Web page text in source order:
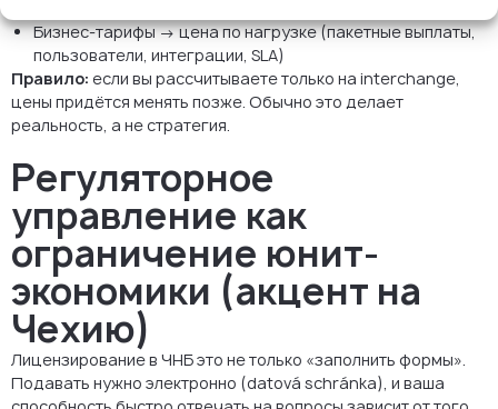
Бизнес-тарифы → цена по нагрузке (пакетные выплаты,
пользователи, интеграции, SLA)
Правило: если вы рассчитываете только на interchange,
цены придётся менять позже. Обычно это делает
реальность, а не стратегия.
Регуляторное
управление как
ограничение юнит-
экономики (акцент на
Чехию)
Лицензирование в ЧНБ это не только «заполнить формы».
Подавать нужно электронно (datová schránka), и ваша